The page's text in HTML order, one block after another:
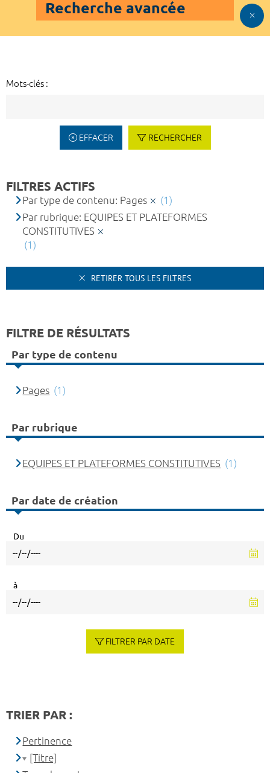
Recherche avancée
Mots-clés :
EFFACER RECHERCHER
FILTRES ACTIFS
Par type de contenu: Pages
(1)
Par rubrique: EQUIPES ET PLATEFORMES
CONSTITUTIVES
(1)
RETIRER TOUS LES FILTRES
FILTRE DE RÉSULTATS
Par type de contenu
Pages (1)
Par rubrique
EQUIPES ET PLATEFORMES CONSTITUTIVES (1)
Par date de création
Du
à
FILTRER PAR DATE
TRIER PAR :
Pertinence
[Titre]